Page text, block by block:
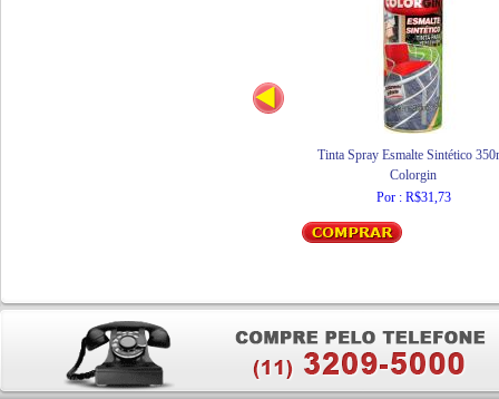
Tinta Spray Esmalte Sintético
Colorgin
Por : R$31,73